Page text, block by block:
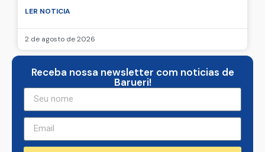
LER NOTICIA
2 de agosto de 2026
Receba nossa newsletter com noticias de
Barueri!